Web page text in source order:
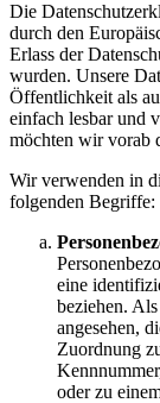
Die
durch den
Erlass der
wurden. Unsere
Öffentlichkeit als
einfach lesbar und
möchten wir vorab
Wir verwenden in
folgenden Begriffe:
eine
beziehen.
angesehen,
Zuordnung
oder zu